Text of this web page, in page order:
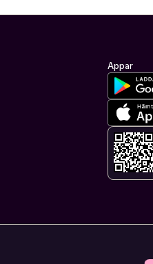
Appar